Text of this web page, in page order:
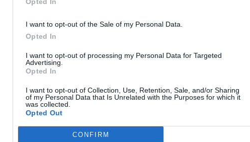
I want to opt-out of the Sale of my Personal Data.
Opted In
I want to opt-out of processing my Personal Data for Targeted
Advertising.
Opted In
I want to opt-out of Collection, Use, Retention, Sale, and/or Sharing
of my Personal Data that Is Unrelated with the Purposes for which it
was collected.
Opted Out
CONFIRM